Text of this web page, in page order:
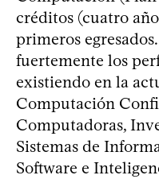
créditos (cuatro
primeros
fuertemente los
existiendo en la
Computación
Computadoras,
Sistemas de
Software e